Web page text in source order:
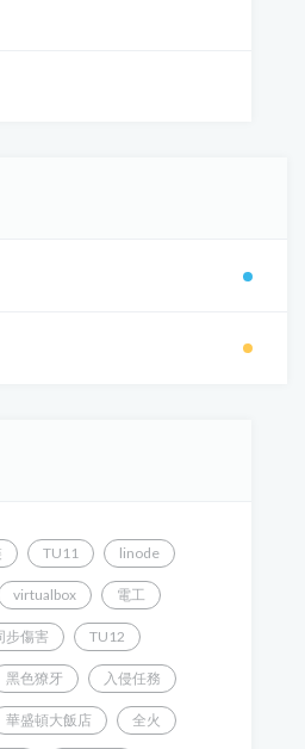
TU11 linode
virtualbox 電工
步傷害 TU12
黑色獠牙 入侵任務
華盛頓大飯店 全火